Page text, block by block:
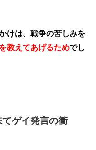
けは、戦争の苦しみを
教えてあげるためでし
ゲイ発言の衝